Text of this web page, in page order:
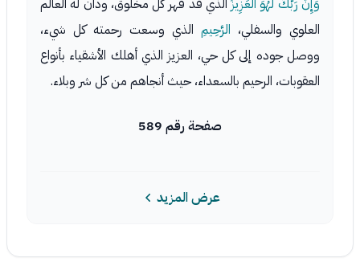
وَإِنَّ رَبَّكَ لَهُوَ الْعَزِيزُالذي قد قهر كل مخلوق، ودان له العالم
العلوي والسفلي، الرَّحِيمِ الذي وسعت رحمته كل شيء،
ووصل جوده إلى كل حي، العزيز الذي أهلك الأشقياء بأنواع
العقوبات، الرحيم بالسعداء، حيث أنجاهم من كل شر وبلاء.
صفحة رقم 589
عرض المزيد